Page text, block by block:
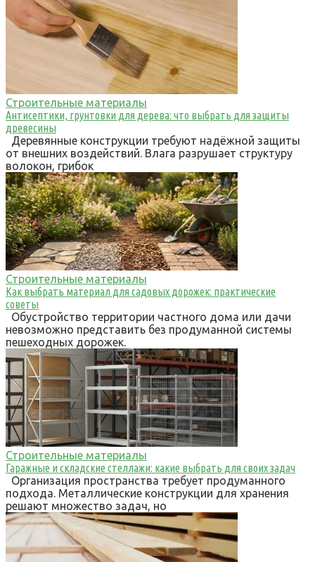
Строительные материалы
Антисептики, грунтовки для дерева: что выбрать для защиты
древесины
Деревянные конструкции требуют надёжной защиты
от внешних воздействий. Влага разрушает структуру
волокон, грибок
Строительные материалы
Как выбрать материал для садовых дорожек: практические
советы
Обустройство территории частного дома или дачи
невозможно представить без продуманной системы
пешеходных дорожек.
Строительные материалы
Гаражные и складские стеллажи: какие выбрать для своих задач
Организация пространства требует продуманного
подхода. Металлические конструкции для хранения
решают множество задач, но